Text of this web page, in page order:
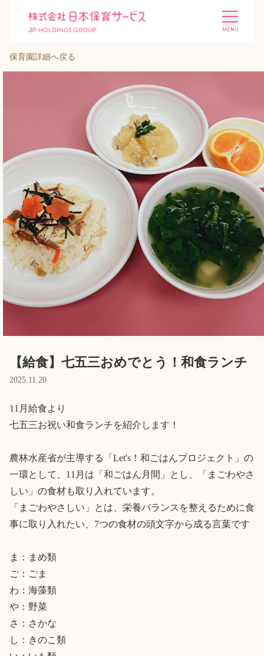
施設を探す 選ばれる理由
会社概要
投資家情報 採用情報
Language
プライバシーポリシー
保育園詳細へ戻る
【給食】七五三おめでとう！和食ランチ
2025.11.20
11月給食より
七五三お祝い和食ランチを紹介します！
農林水産省が主導する「Let's！和ごはんプロジェクト」の
一環として、11月は「和ごはん月間」とし、「まごわやさ
しい」の食材も取り入れています。
「まごわやさしい」とは、栄養バランスを整えるために食
事に取り入れたい、7つの食材の頭文字から成る言葉です
ま：まめ類
ご：ごま
わ：海藻類
や：野菜
さ：さかな
し：きのこ類